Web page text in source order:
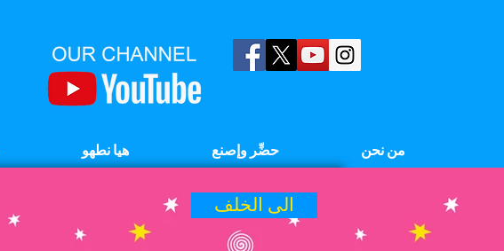
هيا نطهو حضِّر وإصنع من نحن
الى الخلف